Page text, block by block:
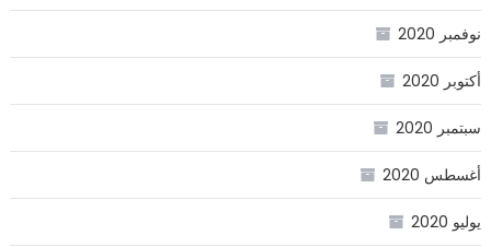
نوفمبر 2020
أكتوبر 2020
سبتمبر 2020
أغسطس 2020
يوليو 2020